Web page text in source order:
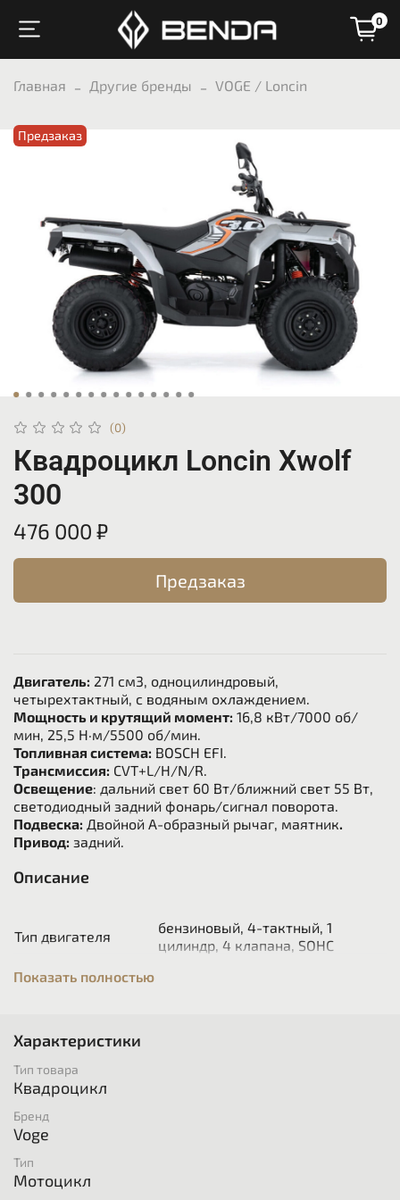
0
Главная Другие бренды VOGE / Loncin
Предзаказ
(0)
Квадроцикл Loncin Xwolf
300
476 000 ₽
Предзаказ
Двигатель: 271 см3, одноцилиндровый,
четырехтактный, с водяным охлаждением.
Мощность и крутящий момент: 16,8 кВт/7000 об/
мин, 25,5 Н·м/5500 об/мин.
Топливная система: BOSCH EFI.
Трансмиссия: CVT+L/H/N/R.
Освещение: дальний свет 60 Вт/ближний свет 55 Вт,
светодиодный задний фонарь/сигнал поворота.
Подвеска: Двойной А-образный рычаг, маятник.
Привод: задний.
Описание
Тип двигателя
бензиновый, 4-тактный, 1
цилиндр, 4 клапана, SOHC
Рабочий объем
Трансмиссия
Степень сжатия
Мощность
Макс. крутящий
момент
Топливная система
Показать полностью
Характеристики
Тип товара
Квадроцикл
Бренд
Voge
Тип
Мотоцикл